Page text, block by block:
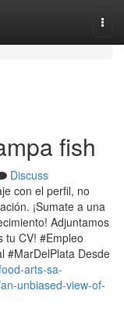
fish
Discuss
con el perfil, no
¡Sumate a una
Adjuntamos
tu CV! #Empleo
#MarDelPlata Desde
arts-sa-
unbiased-view-of-